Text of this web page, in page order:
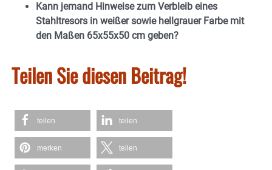
Kann jemand Hinweise zum Verbleib eines
Stahltresors in weißer sowie hellgrauer Farbe mit
den Maßen 65x55x50 cm geben?
Teilen Sie diesen Beitrag!
teilen teilen
merken teilen